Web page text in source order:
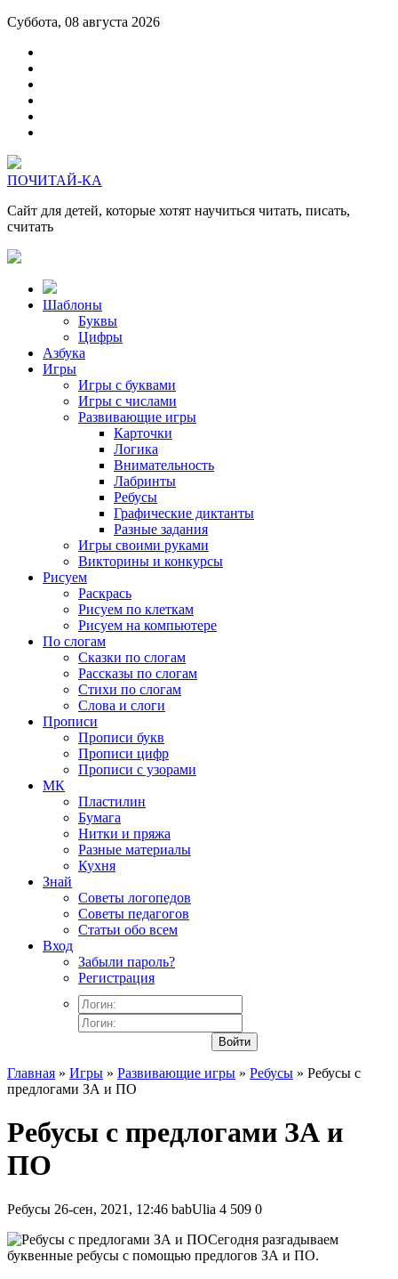
Суббота, 08 августа 2026
ПОЧИТАЙ-КА
Сайт для детей, которые хотят научиться читать, писать,
считать
Шаблоны
Буквы
Цифры
Азбука
Игры
Игры с буквами
Игры с числами
Развивающие игры
Карточки
Логика
Внимательность
Лабринты
Ребусы
Графические диктанты
Разные задания
Игры своими руками
Викторины и конкурсы
Рисуем
Раскрась
Рисуем по клеткам
Рисуем на компьютере
По слогам
Сказки по слогам
Рассказы по слогам
Стихи по слогам
Слова и слоги
Прописи
Прописи букв
Прописи цифр
Прописи с узорами
МК
Пластилин
Бумага
Нитки и пряжа
Разные материалы
Кухня
Знай
Советы логопедов
Советы педагогов
Статьи обо всем
Вход
Забыли пароль?
Регистрация
Войти
Главная » Игры » Развивающие игры » Ребусы » Ребусы с
предлогами ЗА и ПО
Ребусы с предлогами ЗА и
ПО
Ребусы 26-сен, 2021, 12:46 babUlia 4 509 0
Сегодня разгадываем
буквенные ребусы с помощью предлогов ЗА и ПО.